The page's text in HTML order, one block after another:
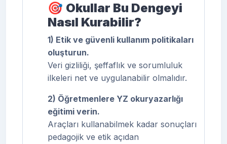
🎯 Okullar Bu Dengeyi
Nasıl Kurabilir?
1) Etik ve güvenli kullanım politikaları
oluşturun.
Veri gizliliği, şeffaflık ve sorumluluk
ilkeleri net ve uygulanabilir olmalıdır.
2) Öğretmenlere YZ okuryazarlığı
eğitimi verin.
Araçları kullanabilmek kadar sonuçları
pedagojik ve etik açıdan